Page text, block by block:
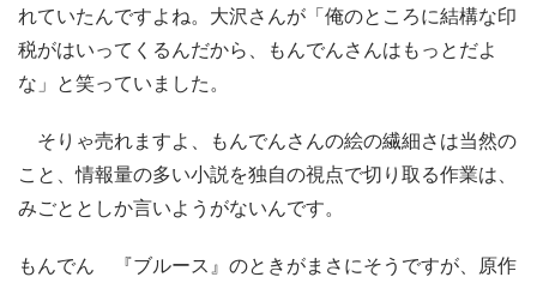
れていたんですよね。大沢さんが「俺のところに結構な印
税がはいってくるんだから、もんでんさんはもっとだよ
な」と笑っていました。
そりゃ売れますよ、もんでんさんの絵の繊細さは当然の
こと、情報量の多い小説を独自の視点で切り取る作業は、
みごととしか言いようがないんです。
もんでん 『ブルース』のときがまさにそうですが、原作